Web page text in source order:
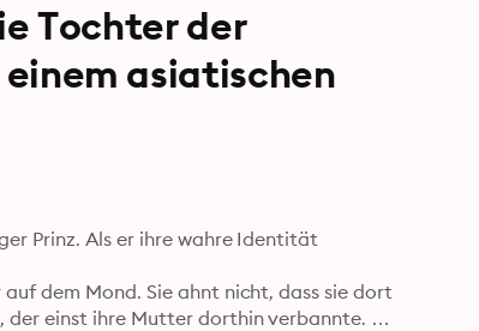
Tochter der
asiatischen
Prinz. Als er ihre wahre Identität
dem Mond. Sie ahnt nicht, dass sie dort
der einst ihre Mutter dorthin verbannte.